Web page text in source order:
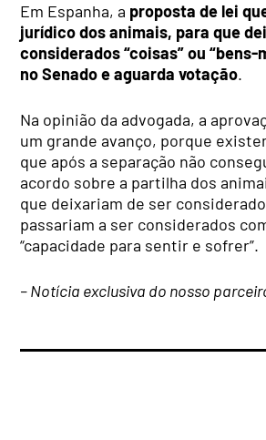
Em Espanha, a proposta de lei
jurídico dos animais, para que
considerados “coisas” ou “bens-
no Senado e aguarda votação.
Na opinião da advogada, a
um grande avanço, porque
que após a separação não
acordo sobre a partilha dos
que deixariam de ser
passariam a ser considerados
“capacidade para sentir e sofrer”.
– Notícia exclusiva do nosso